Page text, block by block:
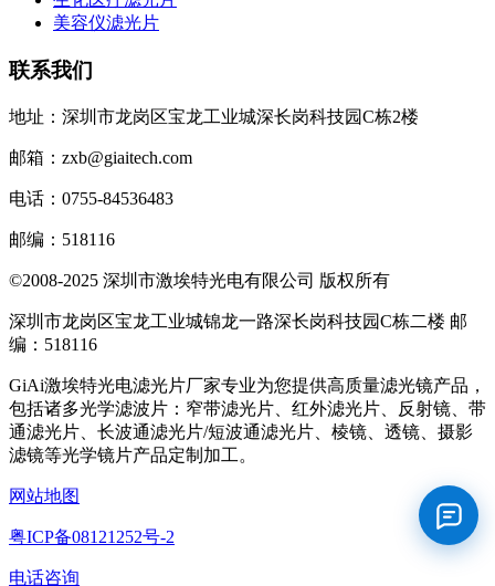
美容仪滤光片
联系我们
地址：深圳市龙岗区宝龙工业城深长岗科技园C栋2楼
邮箱：zxb@giaitech.com
电话：0755-84536483
邮编：518116
©2008-2025 深圳市激埃特光电有限公司 版权所有
深圳市龙岗区宝龙工业城锦龙一路深长岗科技园C栋二楼 邮
编：518116
GiAi激埃特光电滤光片厂家专业为您提供高质量滤光镜产品，
包括诸多光学滤波片：窄带滤光片、红外滤光片、反射镜、带
通滤光片、长波通滤光片/短波通滤光片、棱镜、透镜、摄影
滤镜等光学镜片产品定制加工。
网站地图
粤ICP备08121252号-2
电话咨询